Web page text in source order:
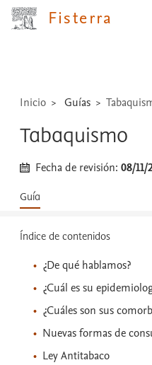
Fisterra
medicamentos,
técnicas
Inicio Guías
Tabaquismo
Fecha de revisión:08/11/
Guía
Índice de contenidos
¿De qué hablamos?
¿Cuál es su
¿Cuáles son sus
Nuevas formas de
Ley Antitabaco